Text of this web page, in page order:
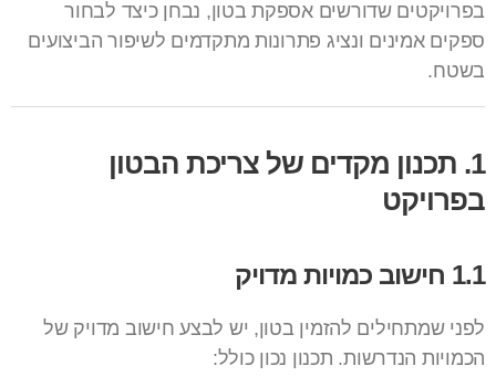
בפרויקטים שדורשים אספקת בטון, נבחן כיצד לבחור
ספקים אמינים ונציג פתרונות מתקדמים לשיפור הביצועים
בשטח.
1. תכנון מקדים של צריכת הבטון
בפרויקט
1.1 חישוב כמויות מדויק
לפני שמתחילים להזמין בטון, יש לבצע חישוב מדויק של
הכמויות הנדרשות. תכנון נכון כולל: